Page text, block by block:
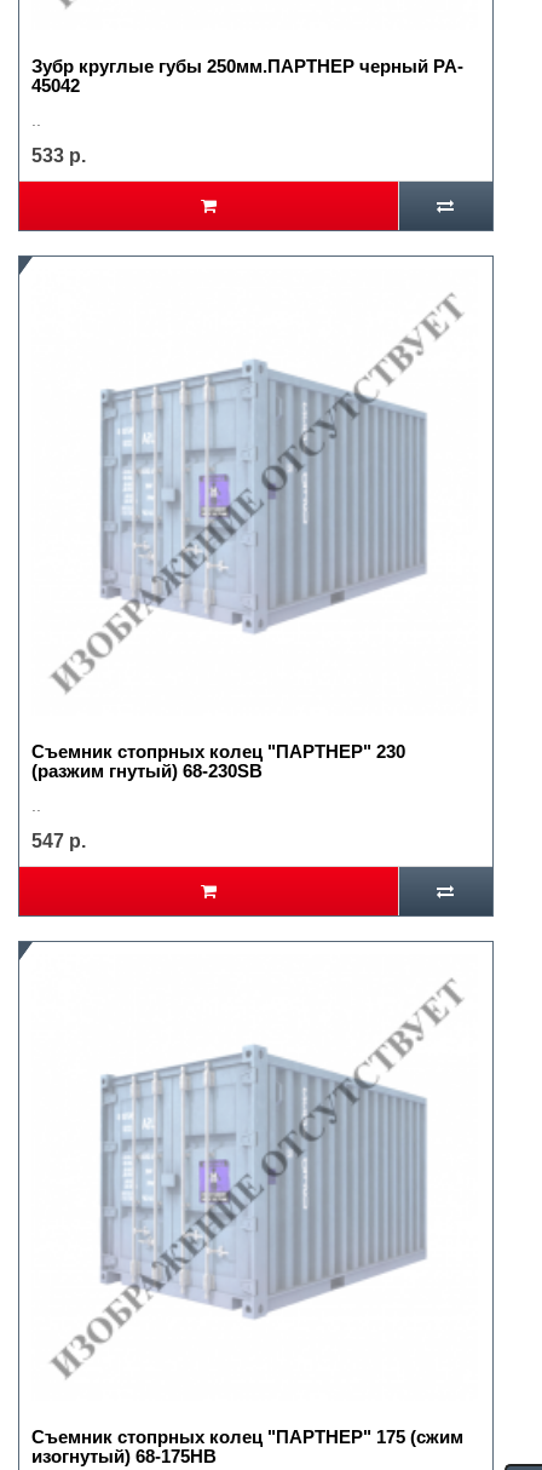
Зубр круглые губы 250мм.ПАРТНЕР черный PA-
45042
533 р.
Съемник стопрных колец "ПАРТНЕР" 230
(разжим гнутый) 68-230SB
547 р.
Съемник стопрных колец "ПАРТНЕР" 175 (сжим
изогнутый) 68-175HB